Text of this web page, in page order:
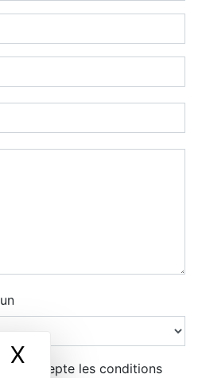
X Masquer le
j'accepte les conditions